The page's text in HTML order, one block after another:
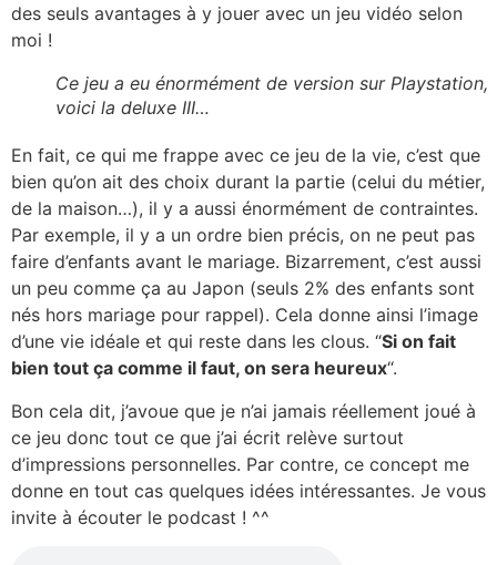
des seuls avantages à y jouer avec un jeu vidéo selon
moi !
Ce jeu a eu énormément de version sur Playstation,
voici la deluxe III…
En fait, ce qui me frappe avec ce jeu de la vie, c’est que
bien qu’on ait des choix durant la partie (celui du métier,
de la maison…), il y a aussi énormément de contraintes.
Par exemple, il y a un ordre bien précis, on ne peut pas
faire d’enfants avant le mariage. Bizarrement, c’est aussi
un peu comme ça au Japon (seuls 2% des enfants sont
nés hors mariage pour rappel). Cela donne ainsi l’image
d’une vie idéale et qui reste dans les clous. “Si on fait
bien tout ça comme il faut, on sera heureux“.
Bon cela dit, j’avoue que je n’ai jamais réellement joué à
ce jeu donc tout ce que j’ai écrit relève surtout
d’impressions personnelles. Par contre, ce concept me
donne en tout cas quelques idées intéressantes. Je vous
invite à écouter le podcast ! ^^